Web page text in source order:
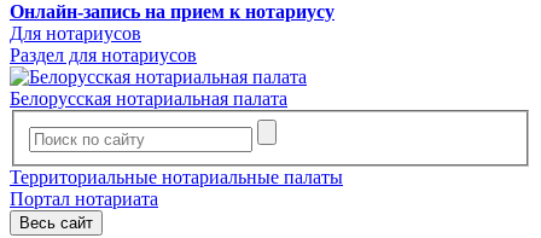
Онлайн-запись на прием к нотариусу
Для нотариусов
Раздел для нотариусов
Белорусская нотариальная палата
Территориальные нотариальные палаты
Портал нотариата
Весь сайт